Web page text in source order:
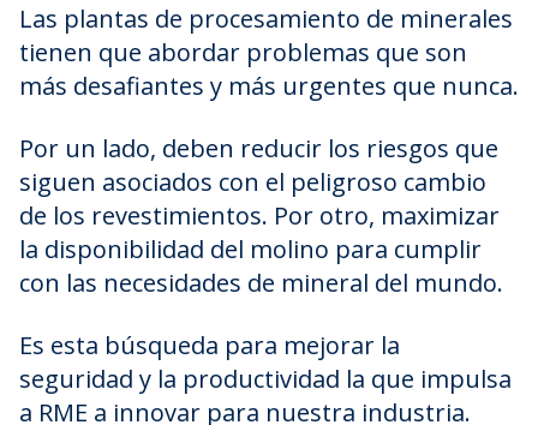
Las plantas de procesamiento de minerales
tienen que abordar problemas que son
más desafiantes y más urgentes que nunca.
Por un lado, deben reducir los riesgos que
siguen asociados con el peligroso cambio
de los revestimientos. Por otro, maximizar
la disponibilidad del molino para cumplir
con las necesidades de mineral del mundo.
Es esta búsqueda para mejorar la
seguridad y la productividad la que impulsa
a RME a innovar para nuestra industria.